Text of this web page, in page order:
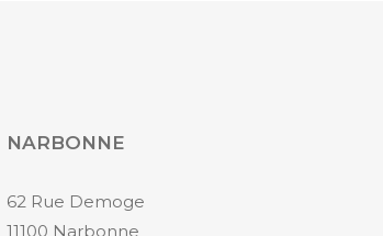
NARBONNE
62 Rue Demoge
11100 Narbonne